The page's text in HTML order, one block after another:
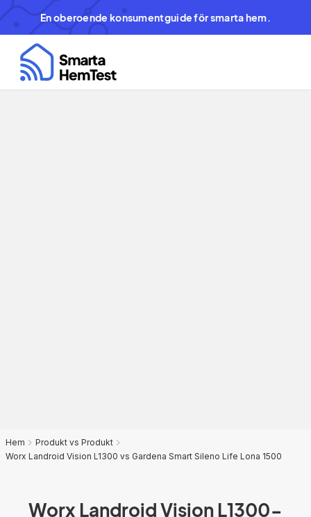
En oberoende konsumentguide för smarta hem.
Hem
Produkt vs Produkt
Worx Landroid Vision L1300 vs Gardena Smart Sileno Life Lona 1500
Worx Landroid Vision L1300-